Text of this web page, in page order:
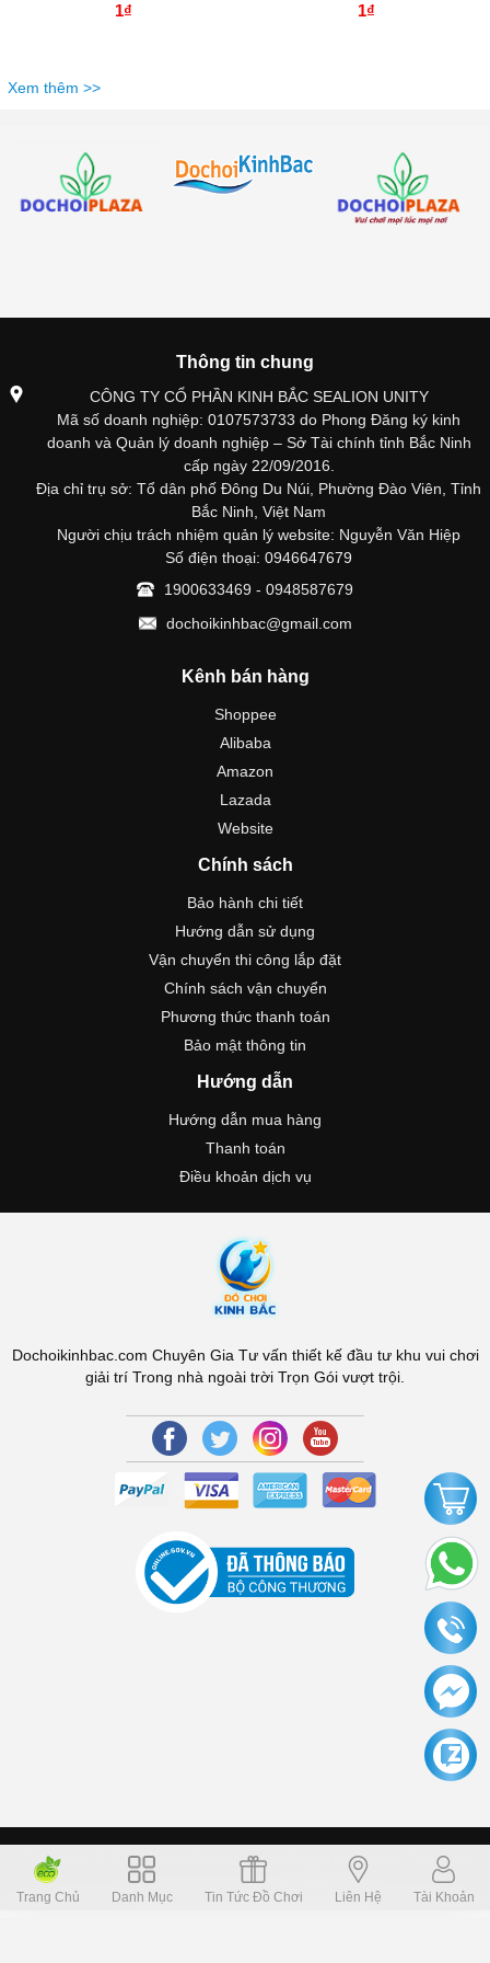
1₫ 1₫
Xem thêm >>
Thông tin chung
CÔNG TY CỔ PHẦN KINH BẮC SEALION UNITY
Mã số doanh nghiệp: 0107573733 do Phong Đăng ký kinh
doanh và Quản lý doanh nghiệp – Sở Tài chính tỉnh Bắc Ninh
cấp ngày 22/09/2016.
Địa chỉ trụ sở: Tổ dân phố Đông Du Núi, Phường Đào Viên, Tỉnh
Bắc Ninh, Việt Nam
Người chịu trách nhiệm quản lý website: Nguyễn Văn Hiệp
Số điện thoại: 0946647679
1900633469 - 0948587679
dochoikinhbac@gmail.com
Kênh bán hàng
Shoppee
Alibaba
Amazon
Lazada
Website
Chính sách
Bảo hành chi tiết
Hướng dẫn sử dụng
Vận chuyển thi công lắp đặt
Chính sách vận chuyển
Phương thức thanh toán
Bảo mật thông tin
Hướng dẫn
Hướng dẫn mua hàng
Thanh toán
Điều khoản dịch vụ
Dochoikinhbac.com Chuyên Gia Tư vấn thiết kế đầu tư khu vui chơi
giải trí Trong nhà ngoài trời Trọn Gói vượt trội.
Copyright © 2006 Dochoikinhbac.com Alright reversed. Designed
Dochoikinhbac.vn.cung cấp bởi sapo
Trang Chủ
Danh Mục Tin Tức Đồ Chơi Liên Hệ Tài Khoản